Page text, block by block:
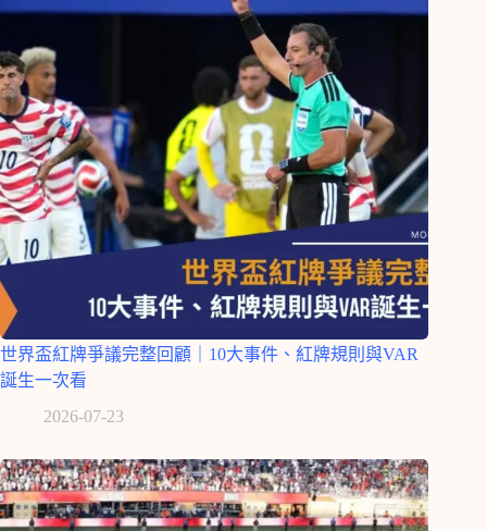
世界盃紅牌爭議完整回顧｜10大事件、紅牌規則與VAR
誕生一次看
2026-07-23